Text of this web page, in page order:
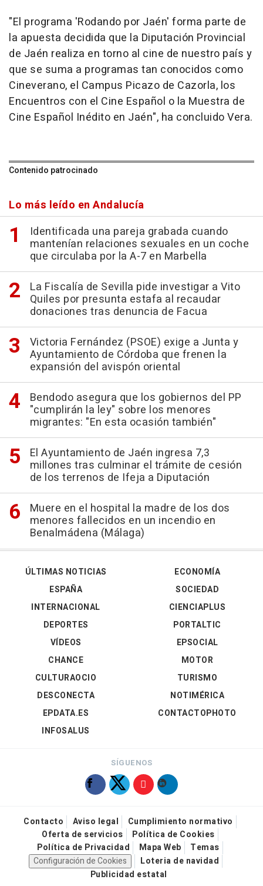
"El programa 'Rodando por Jaén' forma parte de
la apuesta decidida que la Diputación Provincial
de Jaén realiza en torno al cine de nuestro país y
que se suma a programas tan conocidos como
Cineverano, el Campus Picazo de Cazorla, los
Encuentros con el Cine Español o la Muestra de
Cine Español Inédito en Jaén", ha concluido Vera.
Contenido patrocinado
Lo más leído en Andalucía
Identificada una pareja grabada cuando
mantenían relaciones sexuales en un coche
que circulaba por la A-7 en Marbella
La Fiscalía de Sevilla pide investigar a Vito
Quiles por presunta estafa al recaudar
donaciones tras denuncia de Facua
Victoria Fernández (PSOE) exige a Junta y
Ayuntamiento de Córdoba que frenen la
expansión del avispón oriental
Bendodo asegura que los gobiernos del PP
"cumplirán la ley" sobre los menores
migrantes: "En esta ocasión también"
El Ayuntamiento de Jaén ingresa 7,3
millones tras culminar el trámite de cesión
de los terrenos de Ifeja a Diputación
Muere en el hospital la madre de los dos
menores fallecidos en un incendio en
Benalmádena (Málaga)
ÚLTIMAS NOTICIAS
ESPAÑA
INTERNACIONAL
DEPORTES
VÍDEOS
ECONOMÍA
SOCIEDAD
CIENCIAPLUS
PORTALTIC
EPSOCIAL
CHANCE
CULTURAOCIO
DESCONECTA
EPDATA.ES
INFOSALUS
MOTOR
TURISMO
NOTIMÉRICA
CONTACTOPHOTO
SÍGUENOS
Contacto Aviso legal
Cumplimiento normativo
Oferta de servicios
Política de Cookies
Política de Privacidad
Mapa Web
Temas
Configuración de Cookies
Loteria de navidad
Publicidad estatal